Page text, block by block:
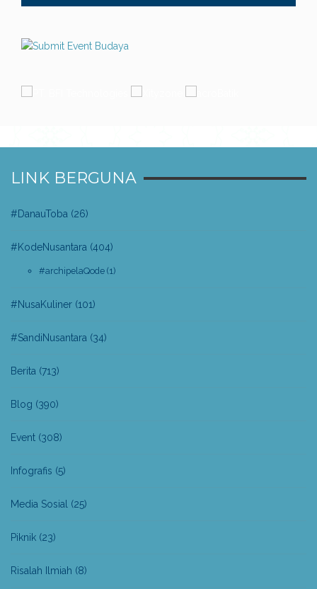
LINK BERGUNA
#DanauToba (26)
#KodeNusantara (404)
#archipelaQode (1)
#NusaKuliner (101)
#SandiNusantara (34)
Berita (713)
Blog (390)
Event (308)
Infografis (5)
Media Sosial (25)
Piknik (23)
Risalah Ilmiah (8)